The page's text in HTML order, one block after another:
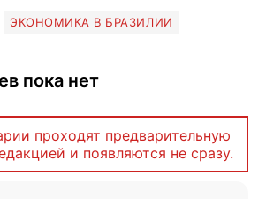
ЭКОНОМИКА В БРАЗИЛИИ
пока нет
проходят предварительную
и появляются не сразу.